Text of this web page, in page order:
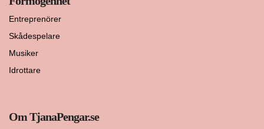
Entreprenörer
Skådespelare
Musiker
Idrottare
Om TjanaPengar.se